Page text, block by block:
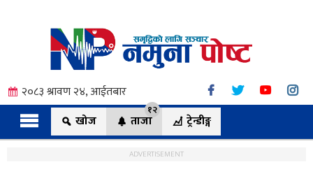
२०८३ श्रावण २४, आईतबार
खोज
ताजा
१२
ट्रेन्डीङ्ग
ADVERTISEMENT